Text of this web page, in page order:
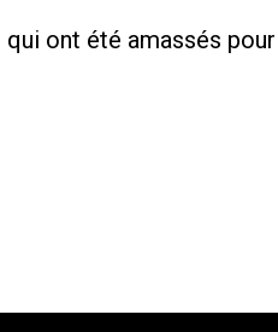
ont été amassés